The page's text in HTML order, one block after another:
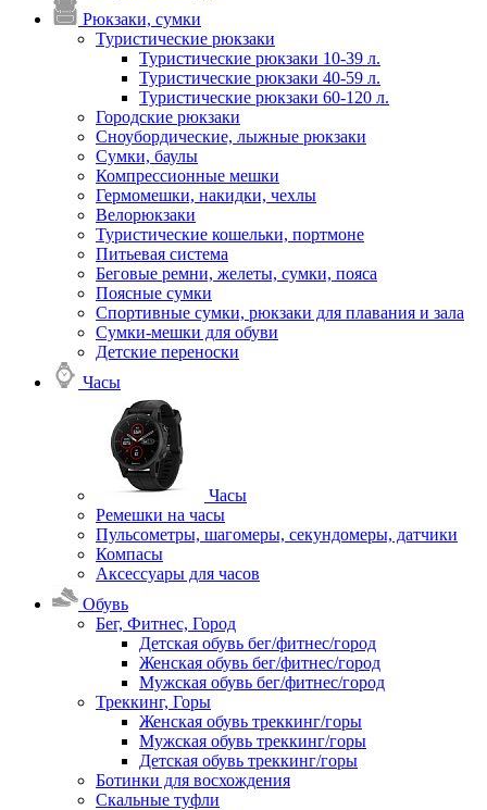
Рюкзаки, сумки
Туристические рюкзаки
Туристические рюкзаки 10-39 л.
Туристические рюкзаки 40-59 л.
Туристические рюкзаки 60-120 л.
Городские рюкзаки
Сноубордические, лыжные рюкзаки
Сумки, баулы
Компрессионные мешки
Гермомешки, накидки, чехлы
Велорюкзаки
Туристические кошельки, портмоне
Питьевая система
Беговые ремни, желеты, сумки, пояса
Поясные сумки
Спортивные сумки, рюкзаки для плавания и зала
Сумки-мешки для обуви
Детские переноски
Часы
Часы
Ремешки на часы
Пульсометры, шагомеры, секундомеры, датчики
Компасы
Аксессуары для часов
Обувь
Бег, Фитнес, Город
Детская обувь бег/фитнес/город
Женская обувь бег/фитнес/город
Мужская обувь бег/фитнес/город
Треккинг, Горы
Женская обувь треккинг/горы
Мужская обувь треккинг/горы
Детская обувь треккинг/горы
Ботинки для восхождения
Скальные туфли